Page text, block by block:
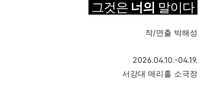
그것은 너의 말이다
작/연출 박해성
2026.04.10.-04.19.
서강대 메리홀 소극장